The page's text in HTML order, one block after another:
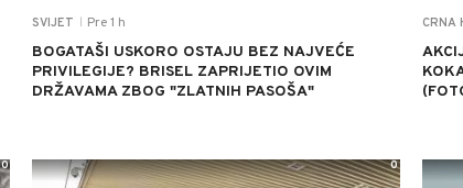
SVIJET Pre 1 h
BOGATAŠI USKORO OSTAJU BEZ NAJVEĆE
PRIVILEGIJE? BRISEL ZAPRIJETIO OVIM
DRŽAVAMA ZBOG "ZLATNIH PASOŠA"
CRNA
0 0